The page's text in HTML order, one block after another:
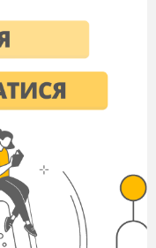
входом є
із монітором,
пристроями;
близька до